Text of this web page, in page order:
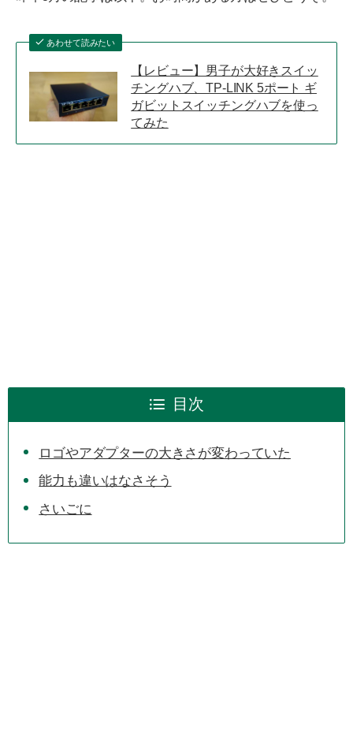
あわせて読みたい
【レビュー】男子が大好きスイッ
チングハブ、TP-LINK 5ポート ギ
ガビットスイッチングハブを使っ
てみた
目次
ロゴやアダプターの大きさが変わっていた
能力も違いはなさそう
さいごに